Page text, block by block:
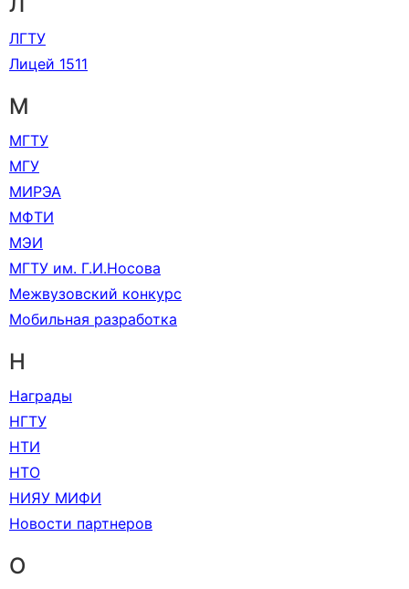
ЛГТУ
Лицей 1511
М
МГТУ
МГУ
МИРЭА
МФТИ
МЭИ
МГТУ им. Г.И.Носова
Межвузовский конкурс
Мобильная разработка
Н
Награды
НГТУ
НТИ
НТО
НИЯУ МИФИ
Новости партнеров
О